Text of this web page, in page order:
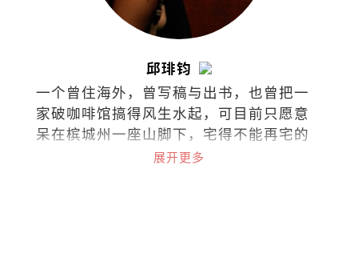
邱琲钧
一个曾住海外，曾写稿与出书，也曾把一
家破咖啡馆搞得风生水起，可目前只愿意
呆在槟城州一座山脚下，宅得不能再宅的
展开更多